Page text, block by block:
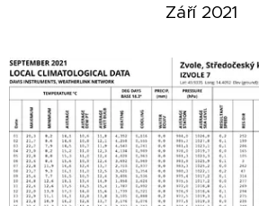
Září 2021